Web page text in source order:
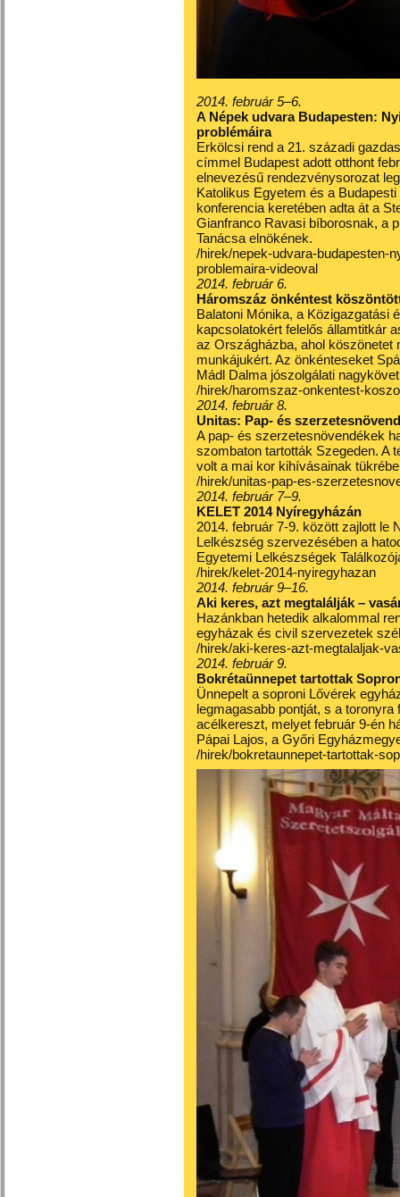
2014. február 5–6.
A Népek udvara Budapesten:
problémáira
Erkölcsi rend a 21. századi
címmel Budapest adott otthont
elnevezésű rendezvénysorozat
Katolikus Egyetem és a
konferencia keretében adta át a
Gianfranco Ravasi bíborosnak, a
Tanácsa elnökének.
/hirek/nepek-udvara-budapesten-
problemaira-videoval
2014. február 6.
Háromszáz önkéntest
Balatoni Mónika, a Közigazgatási
kapcsolatokért felelős államtitkár
az Országházba, ahol köszönetet
munkájukért. Az önkénteseket
Mádl Dalma jószolgálati
/hirek/haromszaz-onkentest-
2014. február 8.
Unitas: Pap- és
A pap- és szerzetesnövendékek
szombaton tartották Szegeden. A
volt a mai kor kihívásainak
/hirek/unitas-pap-es-
2014. február 7–9.
KELET 2014 Nyíregyházán
2014. február 7-9. között zajlott le
Lelkészség szervezésében a
Egyetemi Lelkészségek
/hirek/kelet-2014-nyiregyhazan
2014. február 9–16.
Aki keres, azt megtalálják –
Hazánkban hetedik alkalommal
egyházak és civil szervezetek
/hirek/aki-keres-azt-megtalaljak-
2014. február 9.
Bokrétaünnepet tartottak
Ünnepelt a soproni Lővérek
legmagasabb pontját, s a
acélkereszt, melyet február 9-én
Pápai Lajos, a Győri
/hirek/bokretaunnepet-tartottak-